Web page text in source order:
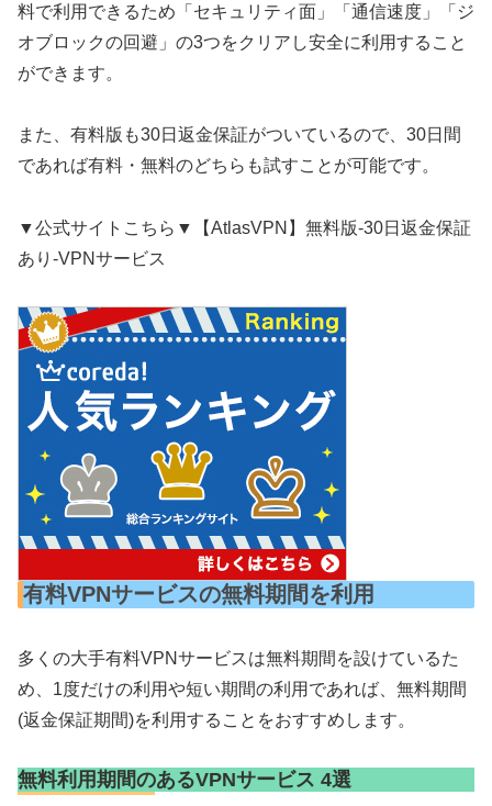
料で利用できるため「セキュリティ面」「通信速度」「ジ
オブロックの回避」の3つをクリアし安全に利用すること
ができます。
また、有料版も30日返金保証がついているので、30日間
であれば有料・無料のどちらも試すことが可能です。
▼公式サイトこちら▼【AtlasVPN】無料版-30日返金保証
あり-VPNサービス
有料VPNサービスの無料期間を利用
多くの大手有料VPNサービスは無料期間を設けているた
め、1度だけの利用や短い期間の利用であれば、無料期間
(返金保証期間)を利用することをおすすめします。
無料利用期間のあるVPNサービス 4選